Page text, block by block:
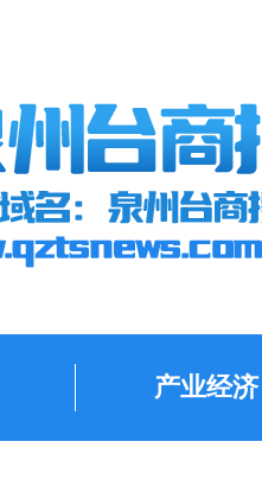
产业经济